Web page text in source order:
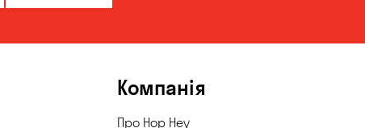
Компанія
Про Hop Hey